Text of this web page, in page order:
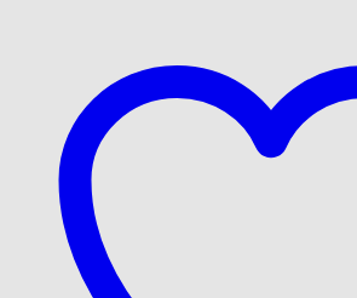
varesiden